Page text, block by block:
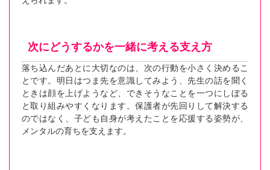
次にどうするかを一緒に考える支え方
落ち込んだあとに大切なのは、次の行動を小さく決めるこ
とです。明日はつま先を意識してみよう、先生の話を聞く
ときは顔を上げようなど、できそうなことを一つにしぼる
と取り組みやすくなります。保護者が先回りして解決する
のではなく、子ども自身が考えたことを応援する姿勢が、
メンタルの育ちを支えます。